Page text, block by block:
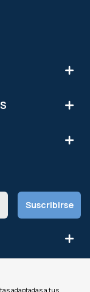
adaptadas a tus
Suscribirse